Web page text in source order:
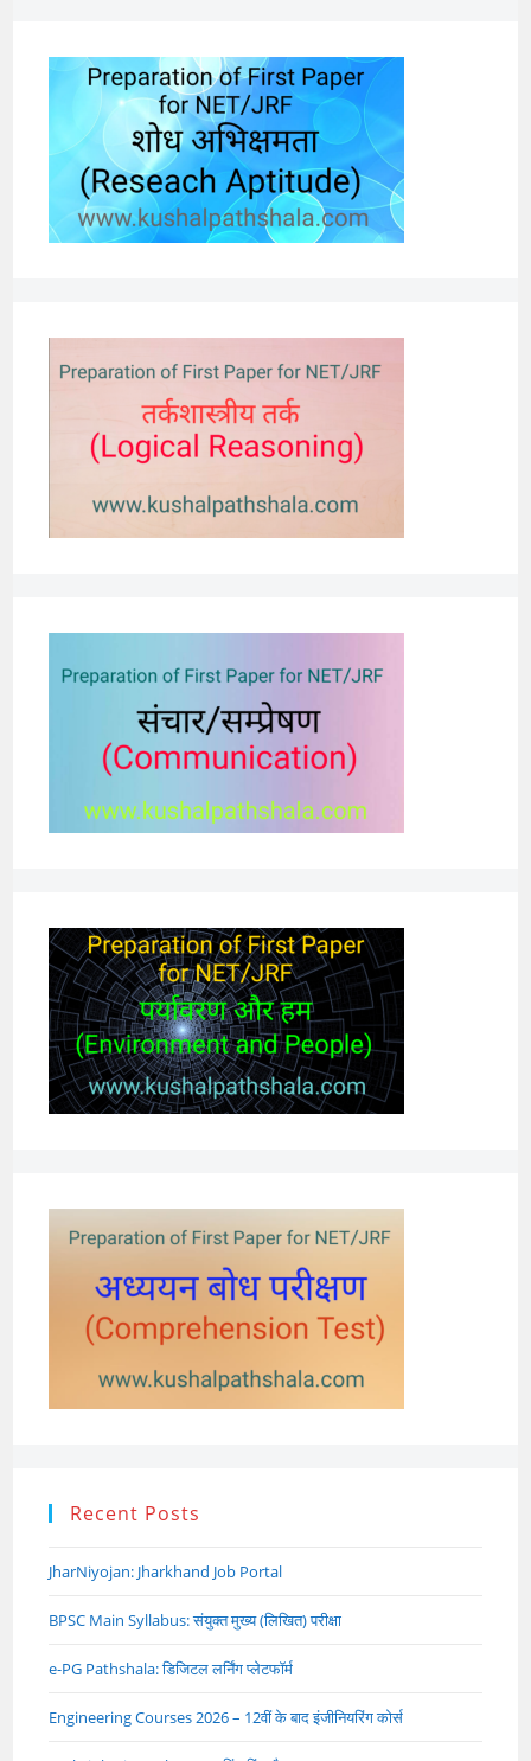
Recent Posts
JharNiyojan: Jharkhand Job Portal
BPSC Main Syllabus: संयुक्त मुख्य (लिखित) परीक्षा
e-PG Pathshala: डिजिटल लर्निंग प्लेटफॉर्म
Engineering Courses 2026 – 12वीं के बाद इंजीनियरिंग कोर्स